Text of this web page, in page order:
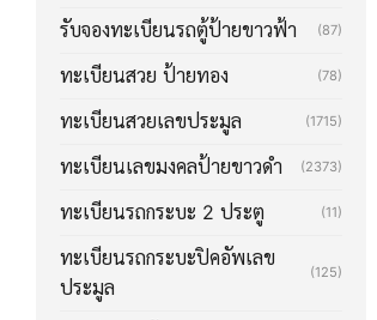
รับจองทะเบียนรถตู้ป้ายขาวฟ้า (87)
ทะเบียนสวย ป้ายทอง (78)
ทะเบียนสวยเลขประมูล (1715)
ทะเบียนเลขมงคลป้ายขาวดำ (2373)
ทะเบียนรถกระบะ 2 ประตู (11)
ทะเบียนรถกระบะปิคอัพเลข
ประมูล
(125)